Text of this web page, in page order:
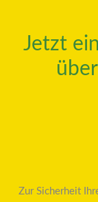
Jetzt
Zur Sicherheit